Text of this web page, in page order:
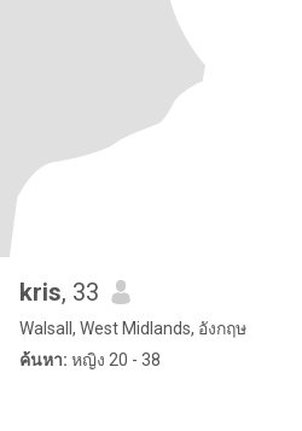
kris, 33
Walsall, West Midlands, อังกฤษ
ค้นหา: หญิง 20 - 38